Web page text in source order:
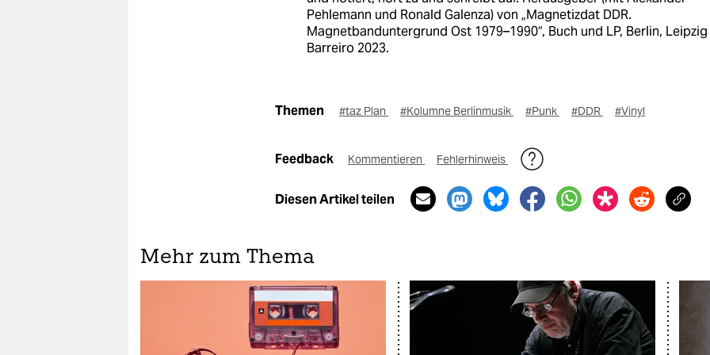
Pehlemann und Ronald Galenza) von „Magnetizdat DDR.
Magnetbanduntergrund Ost 1979–1990“, Buch und LP, Berlin,
Barreiro 2023.
Themen #taz Plan #Kolumne Berlinmusik #Punk #DDR #Vinyl
Feedback Kommentieren Fehlerhinweis
Diesen Artikel teilen
Mehr zum Thema